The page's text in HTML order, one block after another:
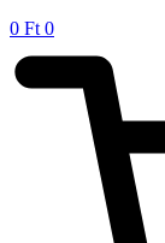
0 Ft 0